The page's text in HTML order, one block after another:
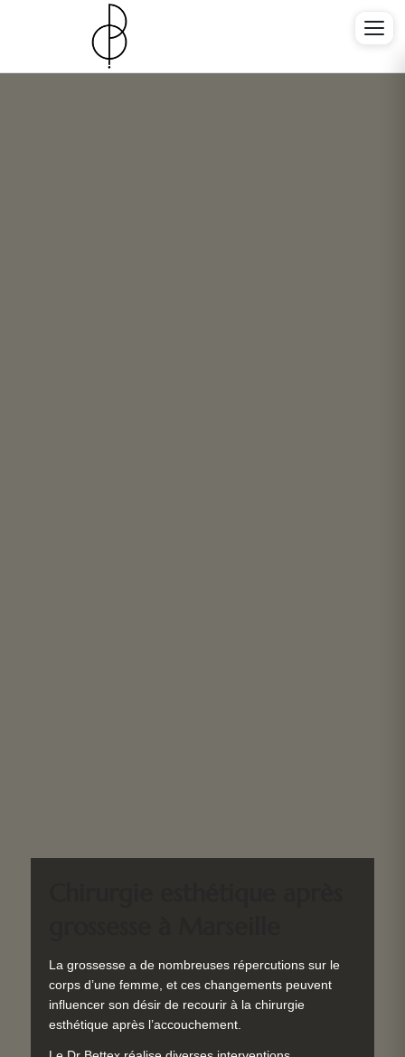
La grossesse a de nombreuses répercutions sur le
corps d’une femme, et ces changements peuvent
influencer son désir de recourir à la chirurgie
esthétique après l’accouchement.